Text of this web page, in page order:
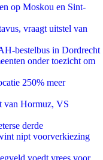
op Moskou en Sint-
vraagt uitstel van
bestelbus in Dordrecht
onder toezicht om
250% meer
van Hormuz, VS
derde
nipt voorverkiezing
voedt vrees voor